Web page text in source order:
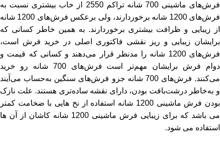
فرش‌های ماشینی 700 شانه تراکم 2550 از خاب بیشتری نسبت به
فرش‌های 1200 شانه برخوردارند، ولی برعکس فرش‌های 1200 شانه
از زیبایی و ظرافت بیشتری برخوردارند. به همین خاطر کسانی که
برایشان زیبایی و ریز نقشی فاکتوری اصلی در خرید فرش است،
فرش‌های 1200 شانه را مدنظر قرار می‌دهند و کسانی که قیمت و
دوام فرش برایشان مهم‌تر است فرش‌های 700 شانه رو خرید
می‌کنند. فرش‌های 700 شانه جزو فرش‌های سنگین به‌حساب می‌آیند
و به‌خاطر درشت‌بافت بودن، دارای نقشه ساده‌تری هستند. علت نازک
بودن فرش ماشینی 1200 شانه استفاده از نخ هایی با ضخامت کمتر
می باشد که برای زیبایی فرش ماشینی 1200 شانه کاشان از آن ها
استفاده می شود.